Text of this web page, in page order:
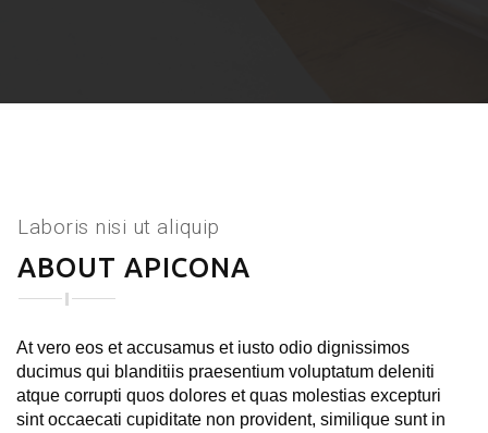
Laboris nisi ut aliquip
ABOUT APICONA
At vero eos et accusamus et iusto odio dignissimos
ducimus qui blanditiis praesentium voluptatum deleniti
atque corrupti quos dolores et quas molestias excepturi
sint occaecati cupiditate non provident, similique sunt in